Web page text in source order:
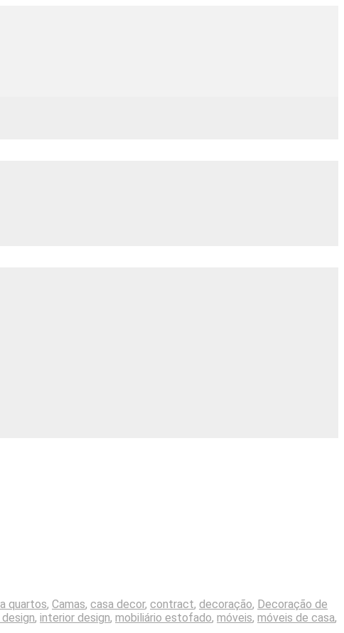
quartos, Camas, casa decor, contract, decoração, Decoração de
, interior design, mobiliário estofado, móveis, móveis de casa,